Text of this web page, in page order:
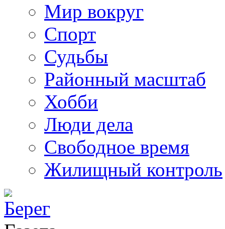
Мир вокруг
Спорт
Судьбы
Районный масштаб
Хобби
Люди дела
Свободное время
Жилищный контроль